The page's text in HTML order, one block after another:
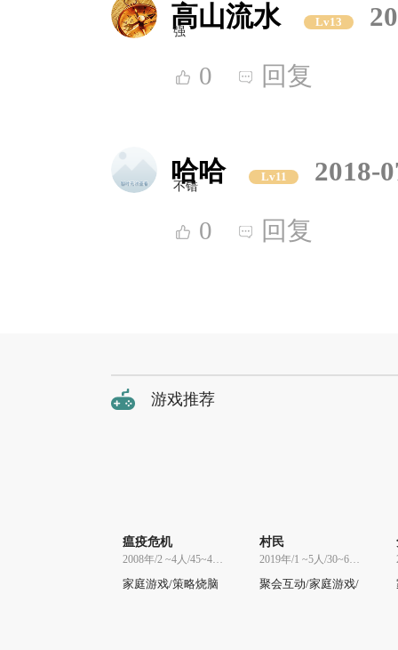
高山流水 Lv13
强
0 回复
哈哈 Lv11 2018-
不错
0 回复
游戏推荐
瘟疫危机
2008年/2 ~4人/45~45分
家庭游戏/策略烧脑
村民
2019年/1 ~5人/30~60分
聚会互动/家庭游戏/